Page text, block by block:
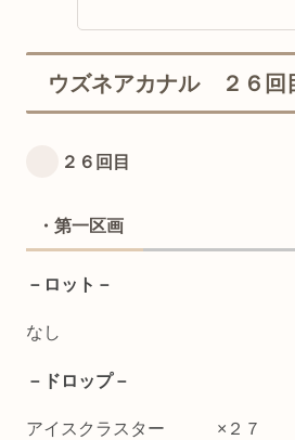
ウズネアカナル ２６回
２６回目
・第一区画
－ロット－
なし
－ドロップ－
アイスクラスター ×２７